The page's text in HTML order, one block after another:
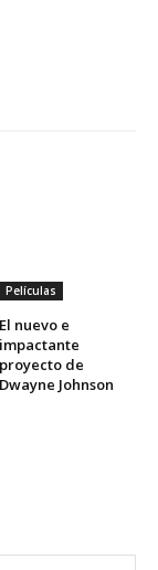
Películas
El nuevo e
impactante
proyecto de
Dwayne Johnson